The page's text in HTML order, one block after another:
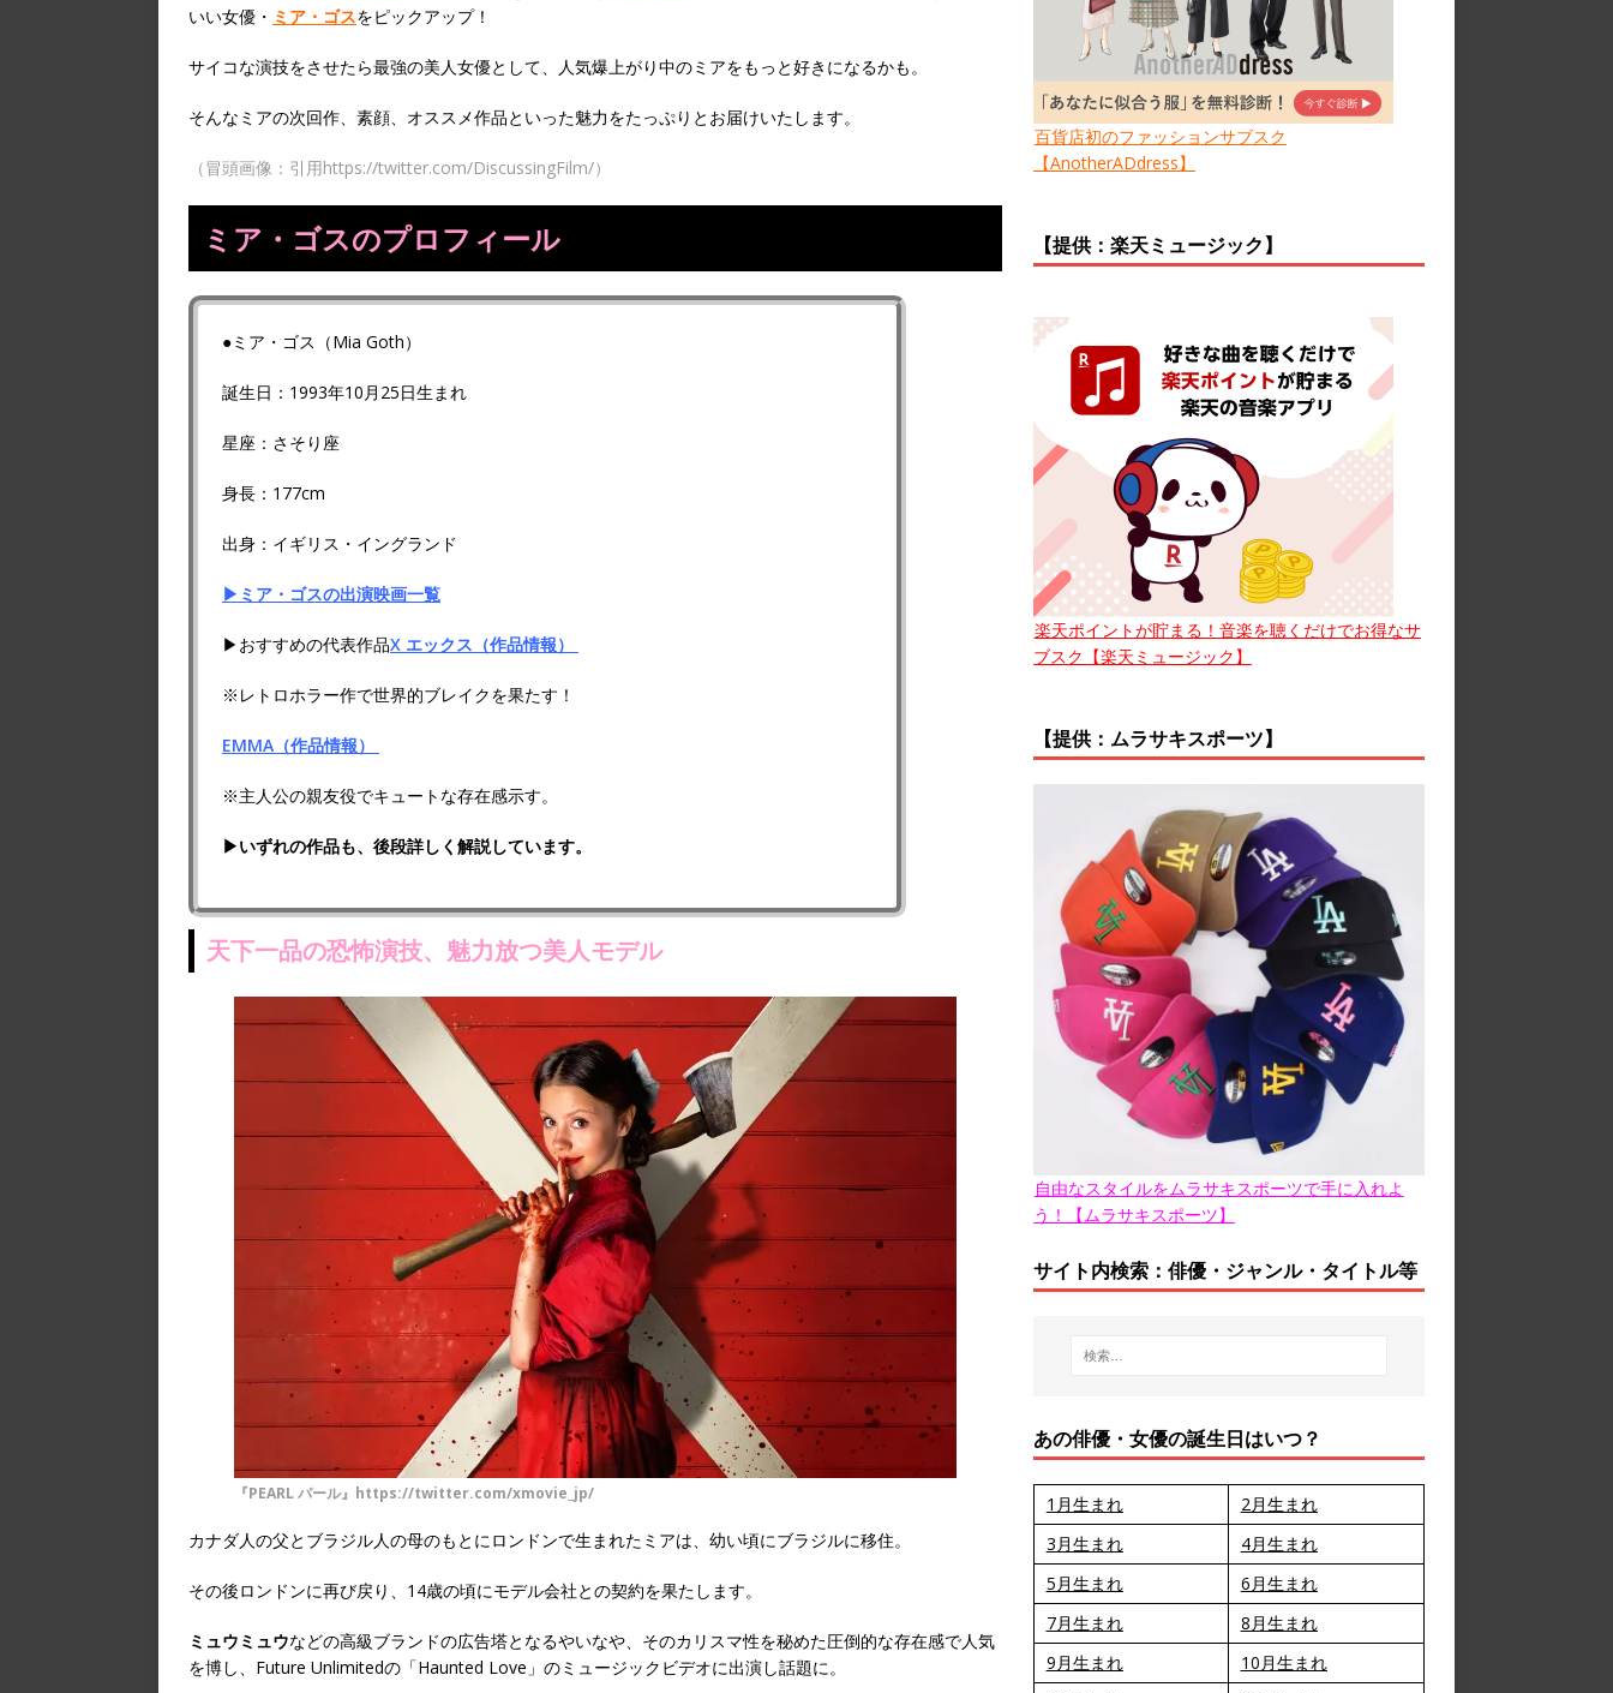
いい女優・ ミア・ゴスをピックアップ！
サイコな演技をさせたら最強の美人女優として、人気爆上がり中のミアをもっと好きになるかも。
そんなミアの次回作、素顔、オススメ作品といった魅力をたっぷりとお届けいたします。
（冒頭画像：引用https://twitter.com/DiscussingFilm/）
ミア・ゴスのプロフィール
●ミア・ゴス（Mia Goth）
誕生日：1993年10月25日生まれ
星座：さそり座
身長：177cm
出身：イギリス・イングランド
▶ミア・ゴスの出演映画一覧
▶おすすめの代表作品X エックス（作品情報）
※レトロホラー作で世界的ブレイクを果たす！
EMMA（作品情報）
※主人公の親友役でキュートな存在感示す。
▶いずれの作品も、後段詳しく解説しています。
天下一品の恐怖演技、魅力放つ美人モデル
『PEARL パール』https://twitter.com/xmovie_jp/
カナダ人の父とブラジル人の母のもとにロンドンで生まれたミアは、幼い頃にブラジルに移住。
その後ロンドンに再び戻り、14歳の頃にモデル会社との契約を果たします。
ミュウミュウなどの高級ブランドの広告塔となるやいなや、そのカリスマ性を秘めた圧倒的な存在感で人気
を博し、Future Unlimitedの「Haunted Love」のミュージックビデオに出演し話題に。
百貨店初のファッションサブスク
【AnotherADdress】
【提供：楽天ミュージック】
楽天ポイントが貯まる！音楽を聴くだけでお得なサ
ブスク【楽天ミュージック】
【提供：ムラサキスポーツ】
自由なスタイルをムラサキスポーツで手に入れよ
う！【ムラサキスポーツ】
サイト内検索：俳優・ジャンル・タイトル等
あの俳優・女優の誕生日はいつ？
1月生まれ
2月生まれ
3月生まれ
4月生まれ
5月生まれ
6月生まれ
7月生まれ
8月生まれ
9月生まれ
10月生まれ